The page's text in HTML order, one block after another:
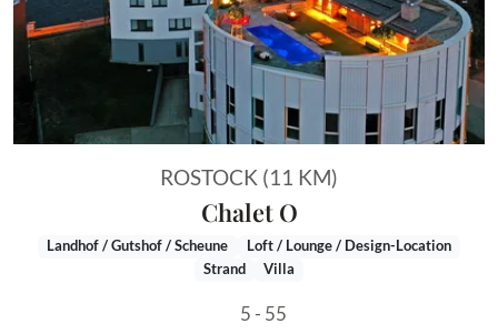
ROSTOCK (11 KM)
Chalet O
Landhof / Gutshof / Scheune
Loft / Lounge / Design-Location
Strand
Villa
5 - 55